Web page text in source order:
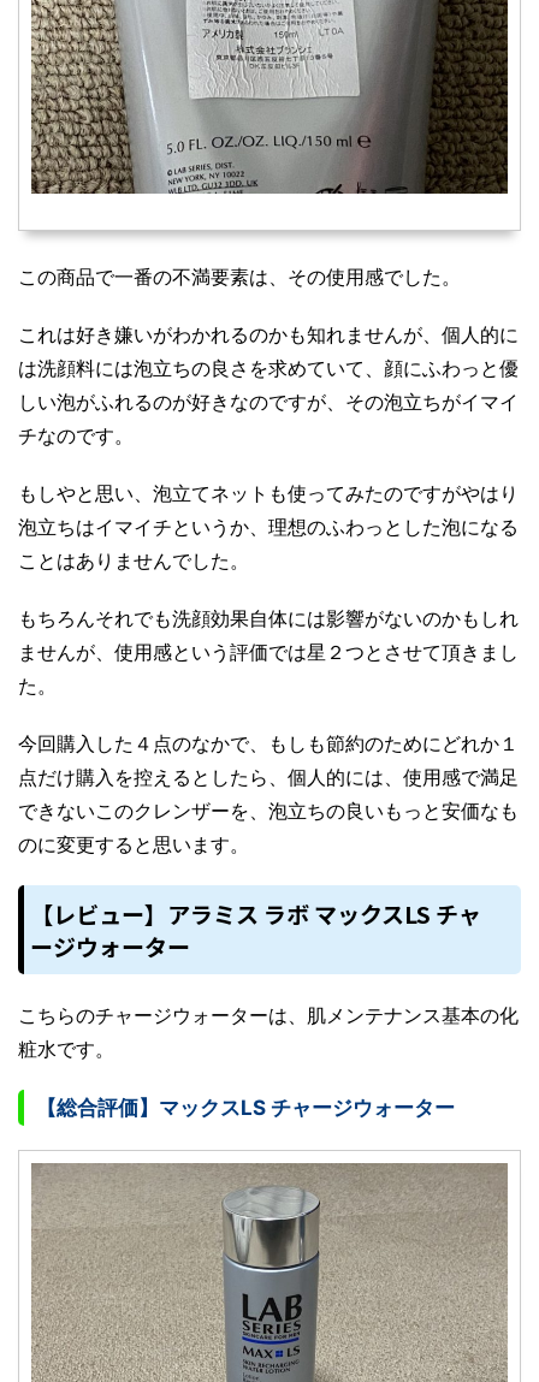
この商品で一番の不満要素は、その使用感でした。
これは好き嫌いがわかれるのかも知れませんが、個人的に
は洗顔料には泡立ちの良さを求めていて、顔にふわっと優
しい泡がふれるのが好きなのですが、その泡立ちがイマイ
チなのです。
もしやと思い、泡立てネットも使ってみたのですがやはり
泡立ちはイマイチというか、理想のふわっとした泡になる
ことはありませんでした。
もちろんそれでも洗顔効果自体には影響がないのかもしれ
ませんが、使用感という評価では星２つとさせて頂きまし
た。
今回購入した４点のなかで、もしも節約のためにどれか１
点だけ購入を控えるとしたら、個人的には、使用感で満足
できないこのクレンザーを、泡立ちの良いもっと安価なも
のに変更すると思います。
【レビュー】アラミス ラボ マックスLS チャ
ージウォーター
こちらのチャージウォーターは、肌メンテナンス基本の化
粧水です。
【総合評価】マックスLS チャージウォーター